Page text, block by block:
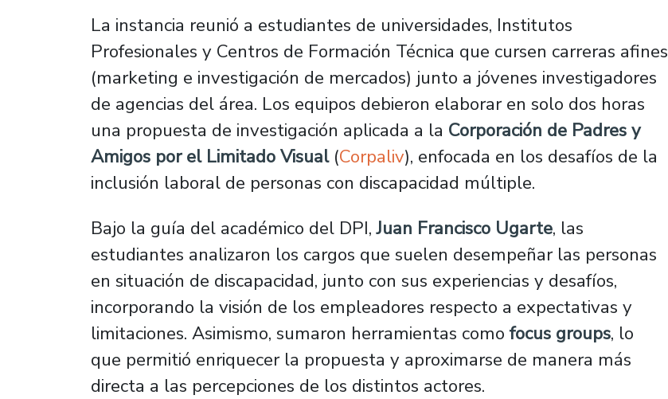
La instancia reunió a estudiantes de universidades, Institutos
Profesionales y Centros de Formación Técnica que cursen carreras afines
(marketing e investigación de mercados) junto a jóvenes investigadores
de agencias del área. Los equipos debieron elaborar en solo dos horas
una propuesta de investigación aplicada a la Corporación de Padres y
Amigos por el Limitado Visual(Corpaliv), enfocada en los desafíos de la
inclusión laboral de personas con discapacidad múltiple.
Bajo la guía del académico del DPI,Juan Francisco Ugarte, las
estudiantes analizaron los cargos que suelen desempeñar las personas
en situación de discapacidad, junto con sus experiencias y desafíos,
incorporando la visión de los empleadores respecto a expectativas y
limitaciones. Asimismo, sumaron herramientas comofocus groups, lo
que permitió enriquecer la propuesta y aproximarse de manera más
directa a las percepciones de los distintos actores.